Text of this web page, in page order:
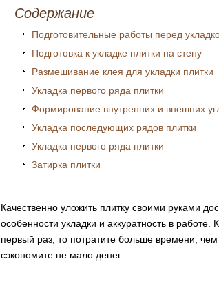
Содержание
Подготовительные работы перед
Подготовка к укладке плитки на стену
Размешивание клея для укладки плитки
Укладка первого ряда плитки
Формирование внутренних и внешних
Укладка последующих рядов плитки
Укладка первого ряда плитки
Затирка плитки
Качественно уложить плитку своими руками
особенности укладки и аккуратность в
первый раз, то потратите больше времени,
сэкономите не мало денег.